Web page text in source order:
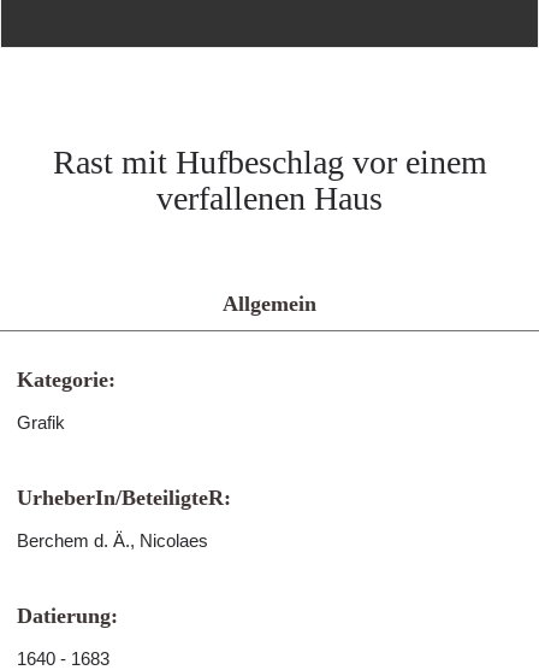
Rast mit Hufbeschlag vor einem
verfallenen Haus
Allgemein
Kategorie:
Grafik
UrheberIn/BeteiligteR:
Berchem d. Ä., Nicolaes
Datierung:
1640 - 1683